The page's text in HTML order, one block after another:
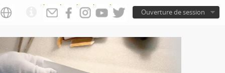
Ouverture de session